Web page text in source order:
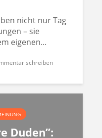
nicht nur Tag
– sie
eigenen...
schreiben
Duden”: